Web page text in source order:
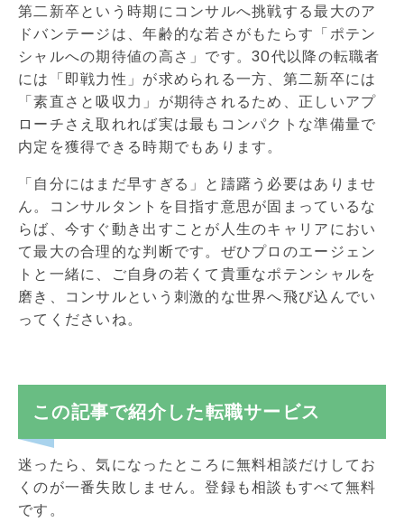
第二新卒という時期にコンサルへ挑戦する最大のア
ドバンテージは、年齢的な若さがもたらす「ポテン
シャルへの期待値の高さ」です。30代以降の転職者
には「即戦力性」が求められる一方、第二新卒には
「素直さと吸収力」が期待されるため、正しいアプ
ローチさえ取れれば実は最もコンパクトな準備量で
内定を獲得できる時期でもあります。
「自分にはまだ早すぎる」と躊躇う必要はありませ
ん。コンサルタントを目指す意思が固まっているな
らば、今すぐ動き出すことが人生のキャリアにおい
て最大の合理的な判断です。ぜひプロのエージェン
トと一緒に、ご自身の若くて貴重なポテンシャルを
磨き、コンサルという刺激的な世界へ飛び込んでい
ってくださいね。
この記事で紹介した転職サービス
迷ったら、気になったところに無料相談だけしてお
くのが一番失敗しません。登録も相談もすべて無料
です。